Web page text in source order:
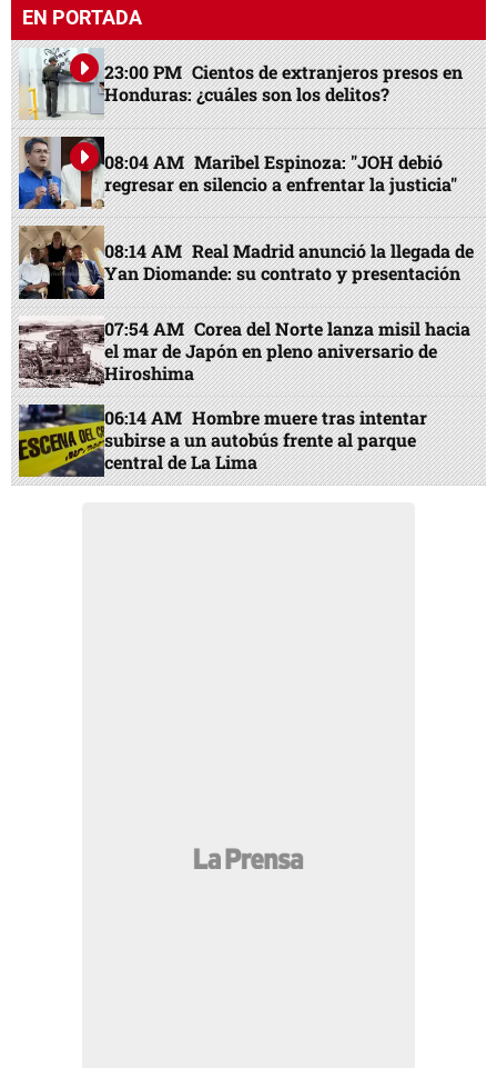
EN PORTADA
23:00 PM Cientos de extranjeros presos en
Honduras: ¿cuáles son los delitos?
08:04 AM Maribel Espinoza: "JOH debió
regresar en silencio a enfrentar la justicia"
08:14 AM Real Madrid anunció la llegada de
Yan Diomande: su contrato y presentación
07:54 AM Corea del Norte lanza misil hacia
el mar de Japón en pleno aniversario de
Hiroshima
06:14 AM Hombre muere tras intentar
subirse a un autobús frente al parque
central de La Lima